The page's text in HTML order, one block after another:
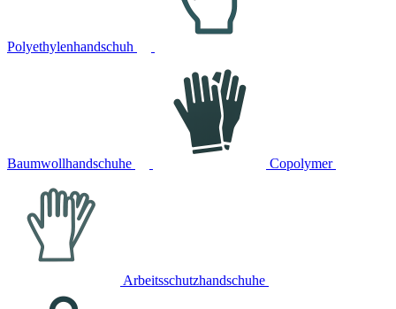
Polyethylenhandschuh
Baumwollhandschuhe Copolymer
Arbeitsschutzhandschuhe